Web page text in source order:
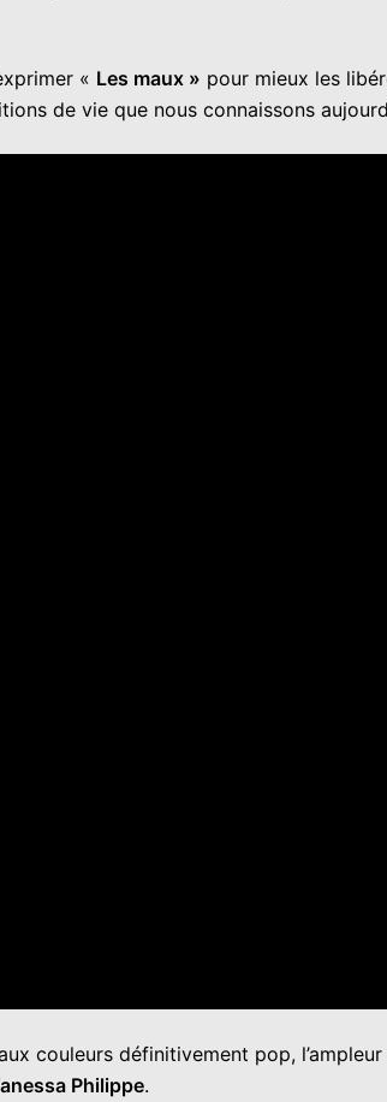
« Les maux » pour mieux les
de vie que nous connaissons
couleurs définitivement pop,
Philippe.